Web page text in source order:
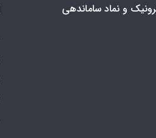
و نماد ساماندهی